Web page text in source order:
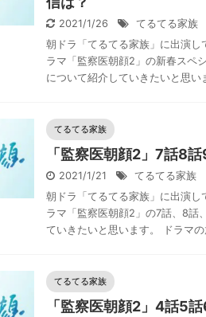
2021/1/26
てるてる家族
朝ドラ「てるてる家族」に出演
ラマ「監察医朝顔2」の新春スペ
について紹介していきたいと思い
てるてる家族
「監察医朝顔2」7話8
2021/1/21
てるてる家族
朝ドラ「てるてる家族」に出演
ラマ「監察医朝顔2」の7話、8話
ていきたいと思います。 ドラマ
てるてる家族
「監察医朝顔2」4話5